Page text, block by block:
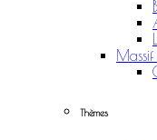
Thèmes